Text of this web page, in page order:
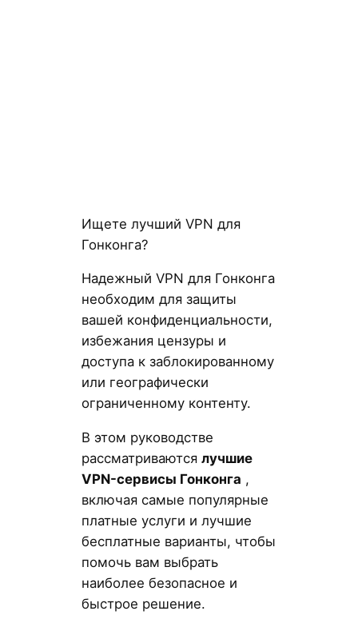
Ищете лучший VPN для
Гонконга?
Надежный VPN для Гонконга
необходим для защиты
вашей конфиденциальности,
избежания цензуры и
доступа к заблокированному
или географически
ограниченному контенту.
В этом руководстве
рассматриваются лучшие
VPN-сервисы Гонконга ,
включая самые популярные
платные услуги и лучшие
бесплатные варианты, чтобы
помочь вам выбрать
наиболее безопасное и
быстрое решение.